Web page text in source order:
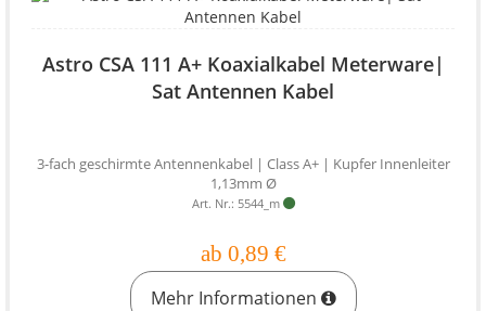
Astro CSA 111 A+ Koaxialkabel Meterware|
Sat Antennen Kabel
3-fach geschirmte Antennenkabel | Class A+ | Kupfer Innenleiter
1,13mm Ø
Art. Nr.: 5544_m
ab 0,89 €
Mehr Informationen